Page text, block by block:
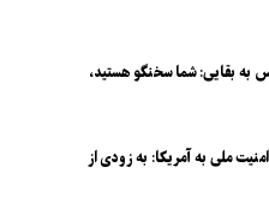
به بقایی: شما سخنگو هستید،
ملی به آمریکا: به زودی از